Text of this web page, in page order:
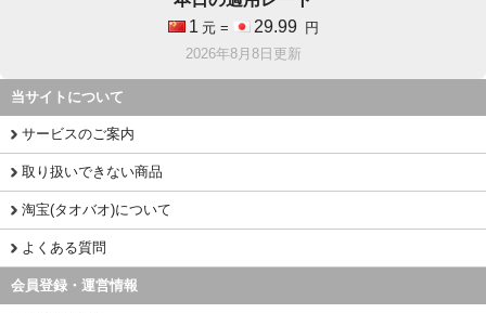
1 元 = 29.99
円
2026年8月8日更新
当サイトについて
サービスのご案内
取り扱いできない商品
淘宝(タオバオ)について
よくある質問
会員登録・運営情報